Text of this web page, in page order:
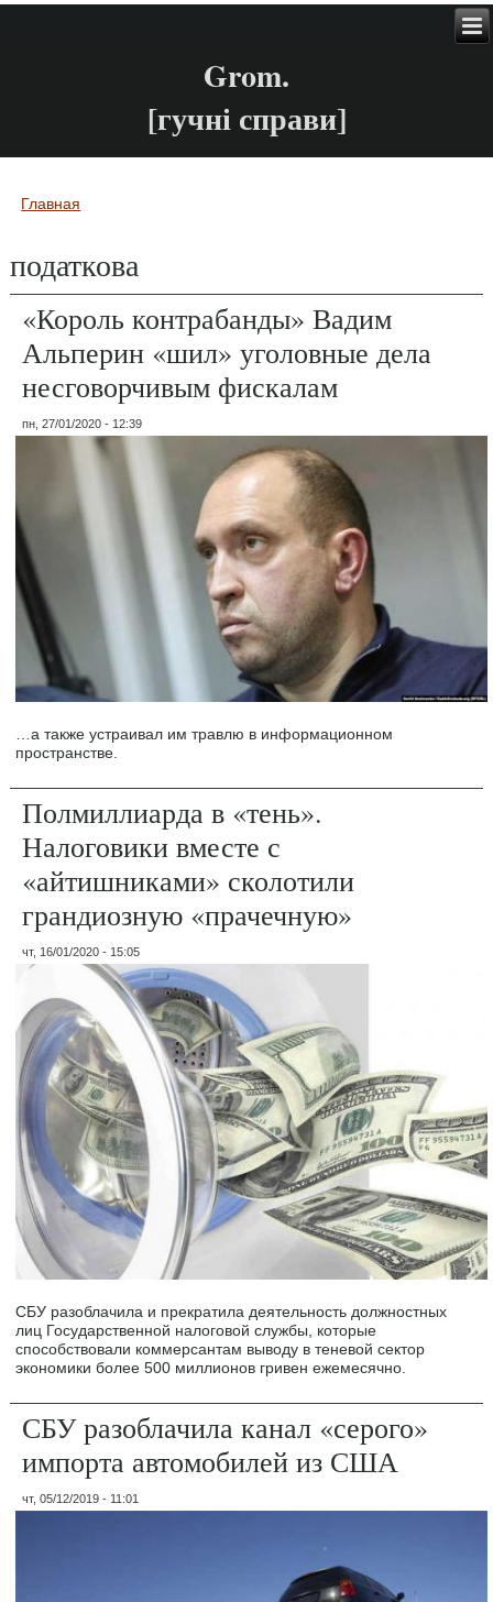
Grom.
[гучні справи]
Вы здесь
Главная
податкова
«Король контрабанды» Вадим
Альперин «шил» уголовные дела
несговорчивым фискалам
пн, 27/01/2020 - 12:39
…а также устраивал им травлю в информационном
пространстве.
Полмиллиарда в «тень».
Налоговики вместе с
«айтишниками» сколотили
грандиозную «прачечную»
чт, 16/01/2020 - 15:05
СБУ разоблачила и прекратила деятельность должностных
лиц Государственной налоговой службы, которые
способствовали коммерсантам выводу в теневой сектор
экономики более 500 миллионов гривен ежемесячно.
СБУ разоблачила канал «серого»
импорта автомобилей из США
чт, 05/12/2019 - 11:01